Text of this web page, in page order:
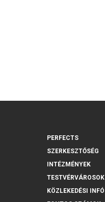
PERFECTS
SZERKESZTŐSÉG
INTÉZMÉNYEK
TESTVÉRVÁROSOK
KÖZLEKEDÉSI INFÓ